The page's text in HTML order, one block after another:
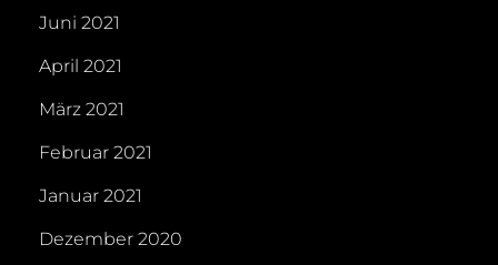
Juni 2021
April 2021
März 2021
Februar 2021
Januar 2021
Dezember 2020